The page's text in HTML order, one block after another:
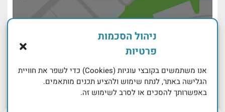
ניהול הסכמות
פרטיות
אנו משתמשים בקובצי עוגיות (Cookies) כדי לשפר את חוויית
הגלישה באתר, לנתח שימוש ולהציע תכנים מותאמים.
באפשרותך להסכים או לסרב לשימוש זה.